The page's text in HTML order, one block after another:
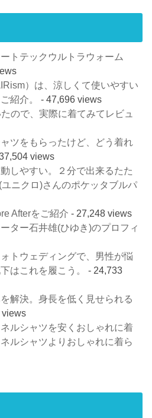
トテックウルトラウォーム
）は、涼しくて使いやすい
紹介。
- 47,696 views
ので、実際に着てみてレビュ
ツをもらったけど、どう着れ
views
しやすい。２分で出来るたた
ニクロ)さんのポケッタブルパ
Afterをご紹介 - 27,248 views
ター石井雄(ひゆき)のプロフィ
トウェディングで、男性が悩
はこれを履こう。
- 24,733
解決。身長を低く見せられる
views
ルシャツを安くおしゃれに着
ルシャツよりおしゃれに着ら